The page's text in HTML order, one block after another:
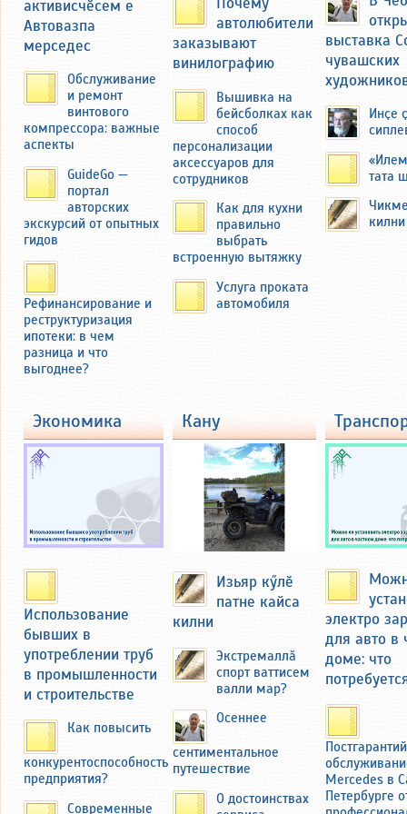
драматический момент, когда при
сносе их родного дома бульдозером,
его отец пытался помешать этому с
топором в руках со слезами на
глазах.
Семья Федоровых переехала в
другую деревню — Миснеры
Чебоксарского района ЧАССР.
там и осмотрел бывшую усадьбу
Федоровых с большим огородом
около 40 соток. Там семья
выращивала картофель и ранние
зелень и овощи на продажу на
базаре в Чебоксарах и
Новочебоксарске. Продукцию
вывозили на мотоцикле с коляской
через мост над речкой Кукшум.
Николай Фёдоров вспоминал, как он
активисчӗсем е
Автовазпа
мерседес
Обслуживание
и ремонт
винтового
компрессора: важные
аспекты
GuideGo —
портал
авторских
экскурсий от опытных
гидов
Рефинансирование и
реструктуризация
ипотеки: в чем
разница и что
выгоднее?
автолюбители
заказывают
винилографию
Вышивка на
бейсболках как
способ
персонализации
аксессуаров для
сотрудников
Как для кухни
правильно
выбрать
встроенную вытяжку
Услуга проката
автомобиля
выставка
чувашских
Инҫе
тата
килни
экономика
Использование
бывших в
употреблении труб
в промышленности
и строительстве
Как повысить
конкурентоспособность
предприятия?
Современные
кану
Изьяр кӳлӗ
патне кайса
килни
Экстремаллӑ
спорт ваттисем
валли мар?
Осеннее
сентиментальное
путешествие
О достоинствах
электро
для авто в
доме: что
Mercedes в
Петербурге